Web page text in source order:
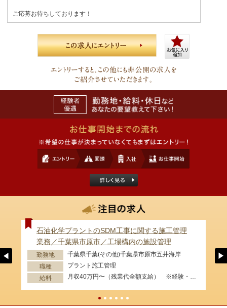
ご応募お待ちしております！
石油化学プラントのSDM工事に関する施工管理
業務／千葉県市原市／工場構内の施設管理
勤務地
千葉県千葉(その他)千葉県市原市五井海岸
職種
プラント施工管理
給料
月収40万円〜（残業代全額支給） ※経験・資格等考慮します。